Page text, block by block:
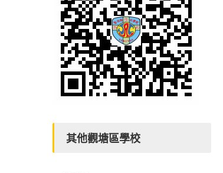
其他觀塘區學校